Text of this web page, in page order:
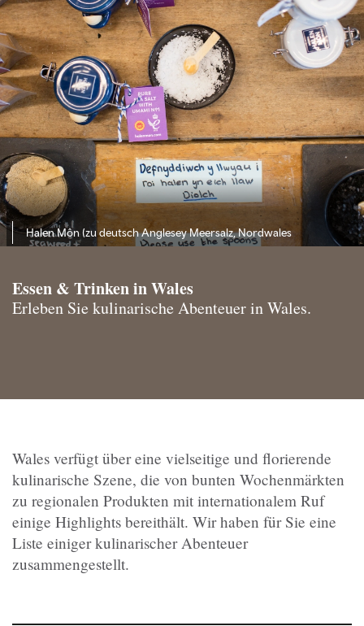
Halen Môn (zu deutsch Anglesey Meersalz, Nordwales
Essen & Trinken in Wales
Erleben Sie kulinarische Abenteuer in Wales.
Wales verfügt über eine vielseitige und florierende
kulinarische Szene, die von bunten Wochenmärkten
zu regionalen Produkten mit internationalem Ruf
einige Highlights bereithält. Wir haben für Sie eine
Liste einiger kulinarischer Abenteuer
zusammengestellt.